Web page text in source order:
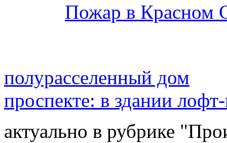
Пожар в Красном
полурасселенный дом
проспекте: в здании
актуально в рубрике